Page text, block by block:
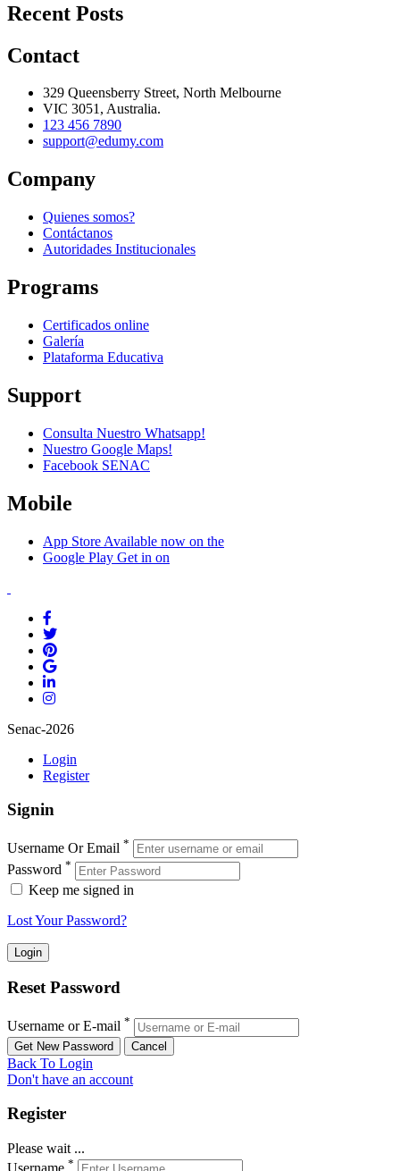
Recent Posts
Contact
329 Queensberry Street, North Melbourne
VIC 3051, Australia.
123 456 7890
support@edumy.com
Company
Quienes somos?
Contáctanos
Autoridades Institucionales
Programs
Certificados online
Galería
Plataforma Educativa
Support
Consulta Nuestro Whatsapp!
Nuestro Google Maps!
Facebook SENAC
Mobile
App Store Available now on the
Google Play Get in on
Senac-2026
Login
Register
Signin
Username Or Email *
Password *
Keep me signed in
Lost Your Password?
Reset Password
Username or E-mail *
Back To Login
Don't have an account
Register
Please wait ...
*